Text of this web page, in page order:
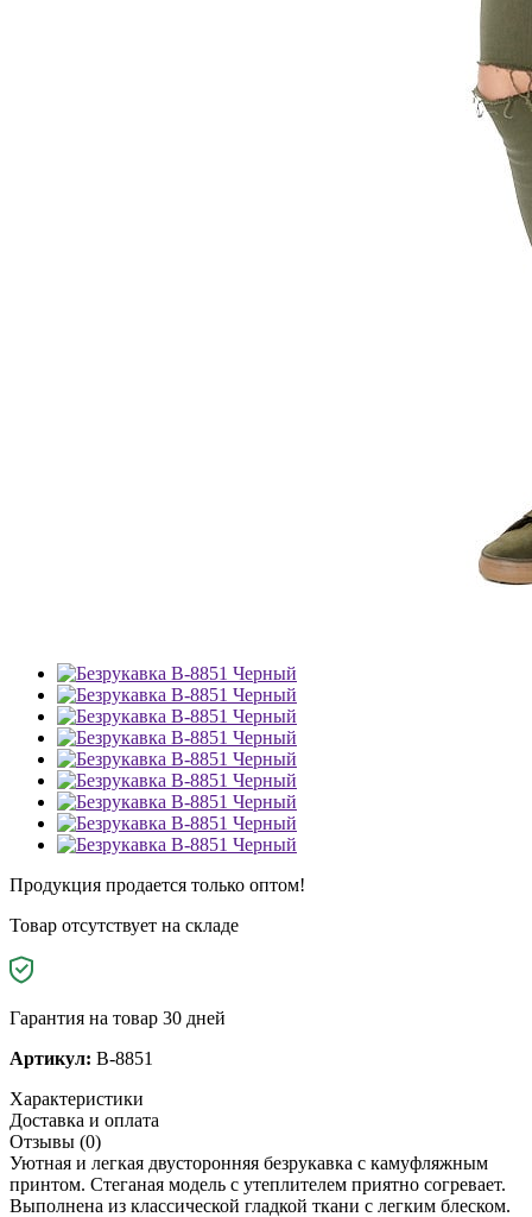
Продукция продается только оптом!
Товар отсутствует на складе
Гарантия на товар 30 дней
Артикул: B-8851
Характеристики
Доставка и оплата
Отзывы (0)
Уютная и легкая двусторонняя безрукавка с камуфляжным
принтом. Стеганая модель с утеплителем приятно согревает.
Выполнена из классической гладкой ткани с легким блеском.